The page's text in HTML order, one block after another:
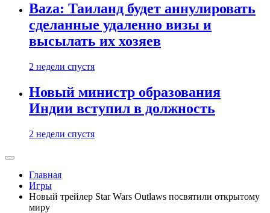
Baza: Таиланд будет аннулировать
сделанные удаленно визы и
высылать их хозяев
2 недели спустя
Новый министр образования
Индии вступил в должность
2 недели спустя
Главная
Игры
Новый трейлер Star Wars Outlaws посвятили открытому
миру